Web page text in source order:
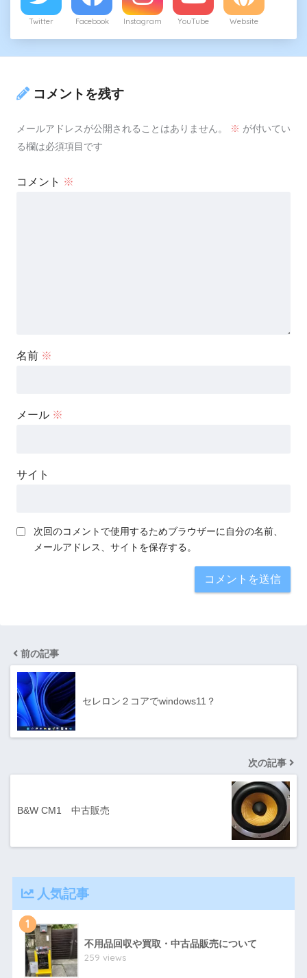
Twitter Facebook Instagram YouTube Website
コメントを残す
メールアドレスが公開されることはありません。 ※ が付いてい
る欄は必須項目です
コメント ※
名前 ※
メール ※
サイト
次回のコメントで使用するためブラウザーに自分の名前、
メールアドレス、サイトを保存する。
前の記事
セレロン２コアでwindows11？
次の記事
B&W CM1 中古販売
人気記事
1
不用品回収や買取・中古品販売について
259 views